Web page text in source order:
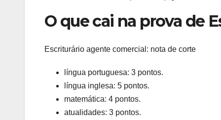
O que cai na prova de
Escriturário agente comercial: nota de corte
língua portuguesa: 3 pontos.
língua inglesa: 5 pontos.
matemática: 4 pontos.
atualidades: 3 pontos.